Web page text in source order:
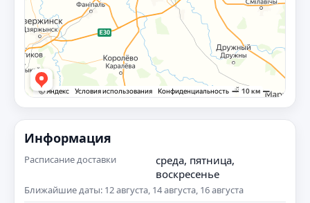
Информация
Расписание доставки
среда, пятница,
воскресенье
Ближайшие даты: 12 августа, 14 августа, 16 августа